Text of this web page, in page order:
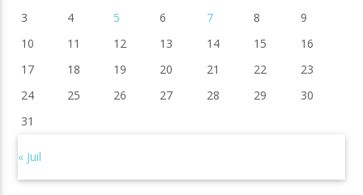
3
4 5 6 7 8
9
10
11 12 13 14 15
16
17
18 19 20 21 22
23
24
25 26 27 28 29
30
31
« Juil